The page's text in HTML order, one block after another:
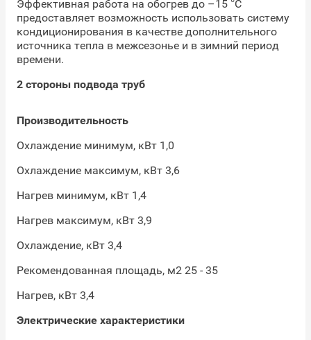
Эффективная работа на обогрев до –15 °С
предоставляет возможность использовать систему
кондиционирования в качестве дополнительного
источника тепла в межсезонье и в зимний период
времени.
2 стороны подвода труб
Производительность
Охлаждение минимум, кВт 1,0
Охлаждение максимум, кВт 3,6
Нагрев минимум, кВт 1,4
Нагрев максимум, кВт 3,9
Охлаждение, кВт 3,4
Рекомендованная площадь, м2 25 - 35
Нагрев, кВт 3,4
Электрические характеристики